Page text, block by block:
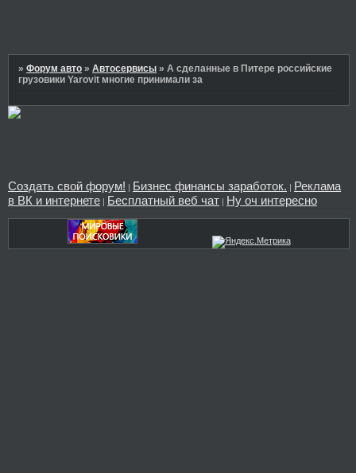
»Форум авто »Автосервисы »А сделанные в Питере российские
грузовики Yarovit многие принимали за
Создать свой форум! | Бизнес финансы заработок. | Реклама
в ВК и интернете | Бесплатный веб чат | Ну оч интересно